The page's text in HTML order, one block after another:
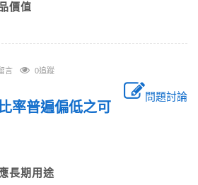
價值
言 0追蹤
問題討論
率普遍偏低之可
長期用途